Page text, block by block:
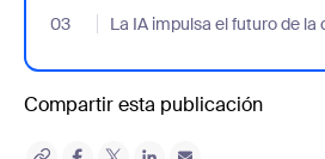
03 La IA impulsa el futuro de
- Jumplink to La IA impulsa el futuro
Compartir esta publicación